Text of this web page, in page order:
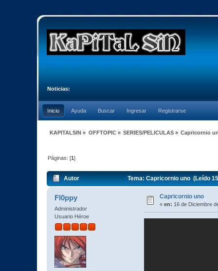
Noticias:
Inicio Ayuda Buscar Ingresar Registrarse
KAPITALSIN » OFFTOPIC» SERIES/PELICULAS» Capricornio
Páginas: [1]
Autor Tema: Capricornio uno (Leído
Fl0ppy
Administrador
Usuario Héroe
Capricornio uno
« en: 16 de Diciembre